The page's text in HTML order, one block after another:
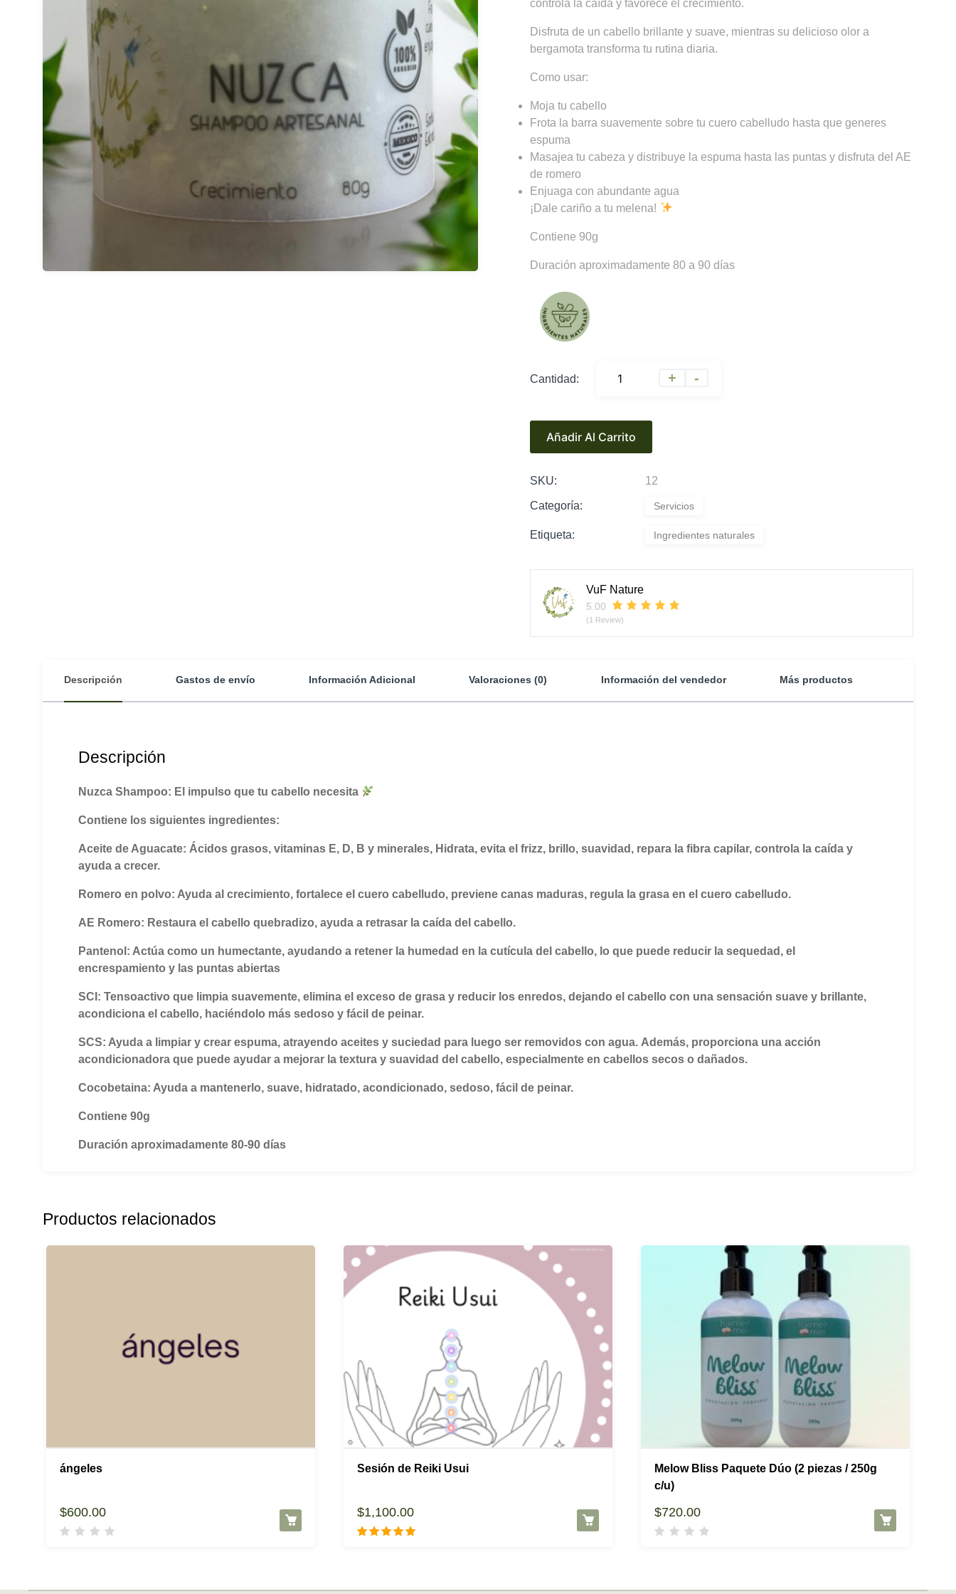
controla la caída y favorece el crecimiento.
Disfruta de un cabello brillante y suave, mientras su delicioso olor a
bergamota transforma tu rutina diaria.
Como usar:
Moja tu cabello
Frota la barra suavemente sobre tu cuero cabelludo hasta que generes
espuma
Masajea tu cabeza y distribuye la espuma hasta las puntas y disfruta del AE
de romero
Enjuaga con abundante agua
¡Dale cariño a tu melena!
Contiene 90g
Duración aproximadamente 80 a 90 días
Cantidad: + -
Añadir Al Carrito
SKU: 12
Categoría: Servicios
Etiqueta: Ingredientes naturales
VuF Nature
5.00
(1 Review)
Descripción Gastos de envío Información Adicional Valoraciones (0) Información del vendedor Más productos
Descripción
Nuzca Shampoo: El impulso que tu cabello necesita
Contiene los siguientes ingredientes:
Aceite de Aguacate: Ácidos grasos, vitaminas E, D, B y minerales, Hidrata, evita el frizz, brillo, suavidad, repara la fibra capilar, controla la caída y
ayuda a crecer.
Romero en polvo: Ayuda al crecimiento, fortalece el cuero cabelludo, previene canas maduras, regula la grasa en el cuero cabelludo.
AE Romero: Restaura el cabello quebradizo, ayuda a retrasar la caída del cabello.
Pantenol: Actúa como un humectante, ayudando a retener la humedad en la cutícula del cabello, lo que puede reducir la sequedad, el
encrespamiento y las puntas abiertas
SCI: Tensoactivo que limpia suavemente, elimina el exceso de grasa y reducir los enredos, dejando el cabello con una sensación suave y brillante,
acondiciona el cabello, haciéndolo más sedoso y fácil de peinar.
SCS: Ayuda a limpiar y crear espuma, atrayendo aceites y suciedad para luego ser removidos con agua. Además, proporciona una acción
acondicionadora que puede ayudar a mejorar la textura y suavidad del cabello, especialmente en cabellos secos o dañados.
Cocobetaina: Ayuda a mantenerlo, suave, hidratado, acondicionado, sedoso, fácil de peinar.
Contiene 90g
Duración aproximadamente 80-90 días
Productos relacionados
ángeles
$600.00
Sesión de Reiki Usui
$1,100.00
Melow Bliss Paquete Dúo (2 piezas / 250g
c/u)
$720.00